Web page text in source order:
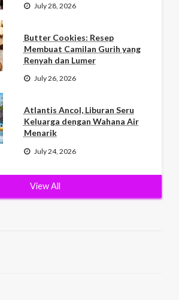
July 28, 2026
Butter Cookies: Resep
Membuat Camilan Gurih yang
Renyah dan Lumer
July 26, 2026
Atlantis Ancol, Liburan Seru
Keluarga dengan Wahana Air
Menarik
July 24, 2026
View All